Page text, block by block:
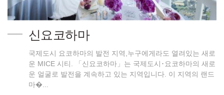
신요코하마
국제도시 요코하마의 발전 지역,누구에게라도 열려있는 새로
운 MICE 시티. 「신요코하마」는 국제도시･요코하마의 새로
운 얼굴로 발전을 계속하고 있는 지역입니다. 이 지역의 랜드
마�...